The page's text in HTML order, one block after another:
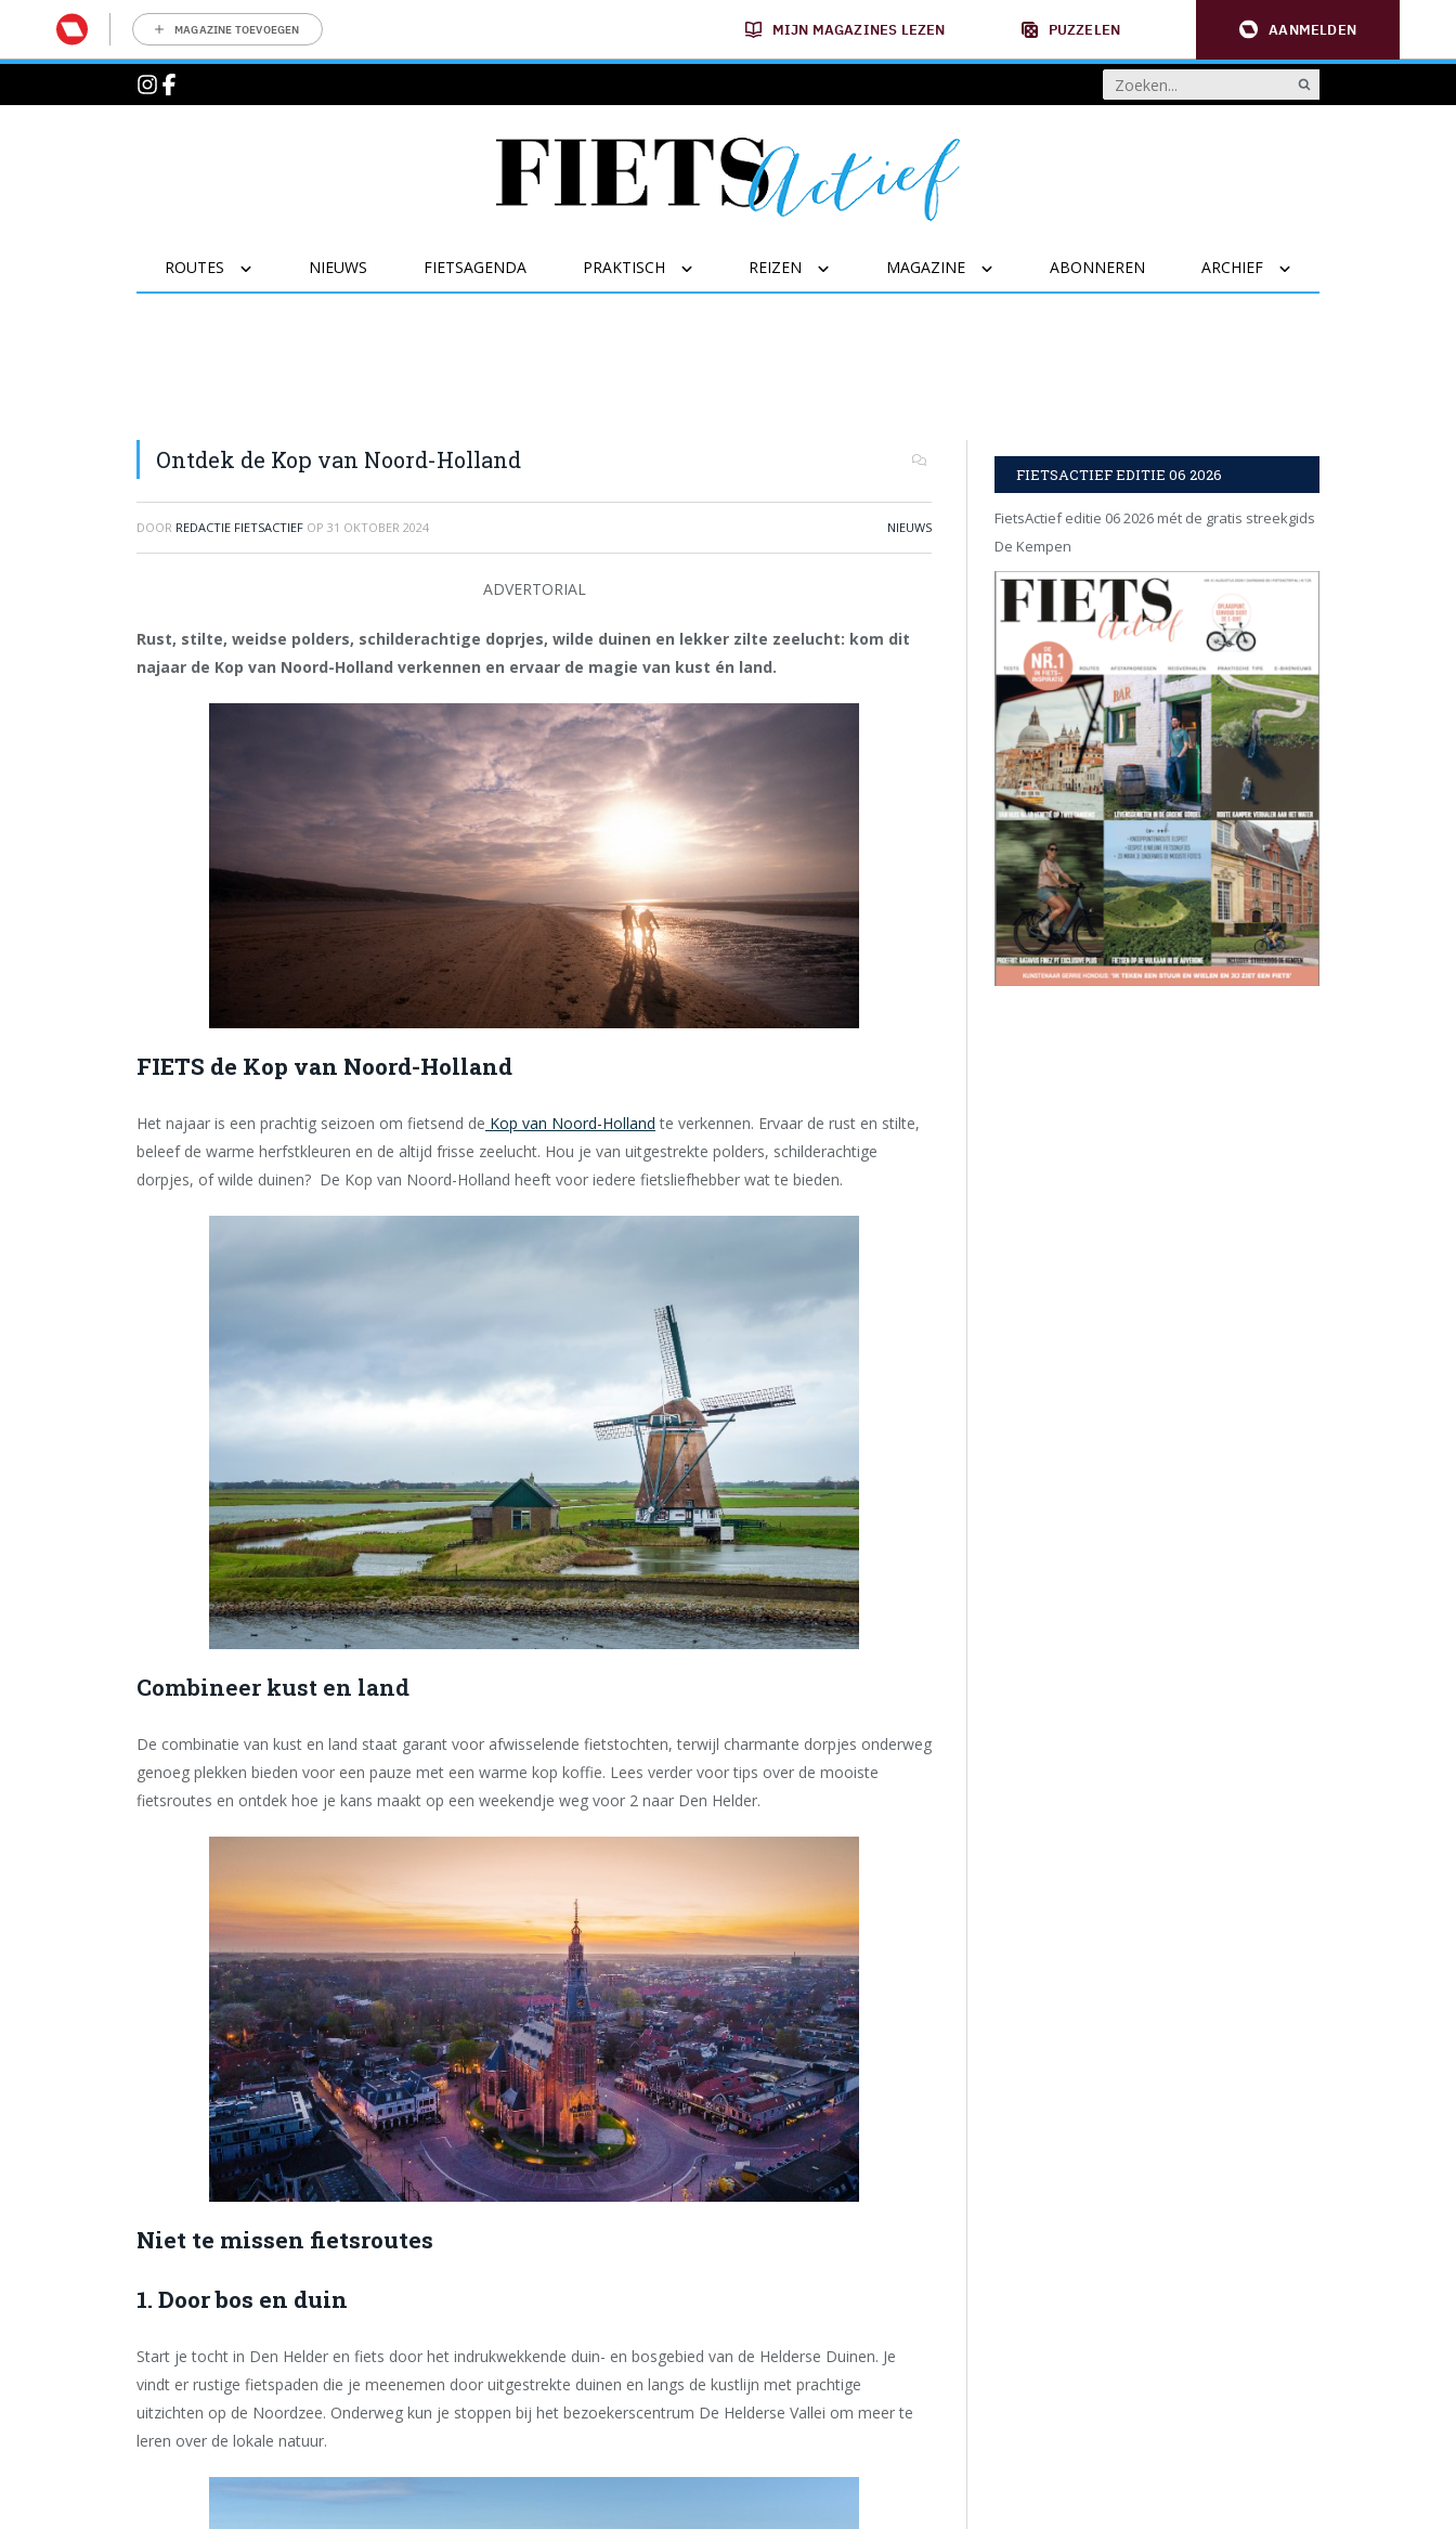
MAGAZINE TOEVOEGEN MIJN MAGAZINES LEZEN PUZZELEN AANMELDEN
ROUTES NIEUWS FIETSAGENDA PRAKTISCH REIZEN MAGAZINE ABONNEREN ARCHIEF
Ontdek de Kop van Noord-Holland
DOOR REDACTIE FIETSACTIEF OP 31 OKTOBER 2024 NIEUWS
ADVERTORIAL
Rust, stilte, weidse polders, schilderachtige doprjes, wilde duinen en lekker zilte zeelucht: kom dit
najaar de Kop van Noord-Holland verkennen en ervaar de magie van kust én land.
FIETS de Kop van Noord-Holland
Het najaar is een prachtig seizoen om fietsend de Kop van Noord-Holland te verkennen. Ervaar de rust en stilte,
beleef de warme herfstkleuren en de altijd frisse zeelucht. Hou je van uitgestrekte polders, schilderachtige
dorpjes, of wilde duinen? De Kop van Noord-Holland heeft voor iedere fietsliefhebber wat te bieden.
Combineer kust en land
De combinatie van kust en land staat garant voor afwisselende fietstochten, terwijl charmante dorpjes onderweg
genoeg plekken bieden voor een pauze met een warme kop koffie. Lees verder voor tips over de mooiste
fietsroutes en ontdek hoe je kans maakt op een weekendje weg voor 2 naar Den Helder.
Niet te missen fietsroutes
1. Door bos en duin
Start je tocht in Den Helder en fiets door het indrukwekkende duin- en bosgebied van de Helderse Duinen. Je
vindt er rustige fietspaden die je meenemen door uitgestrekte duinen en langs de kustlijn met prachtige
uitzichten op de Noordzee. Onderweg kun je stoppen bij het bezoekerscentrum De Helderse Vallei om meer te
leren over de lokale natuur.
FIETSACTIEF EDITIE 06 2026
FietsActief editie 06 2026 mét de gratis streekgids
De Kempen